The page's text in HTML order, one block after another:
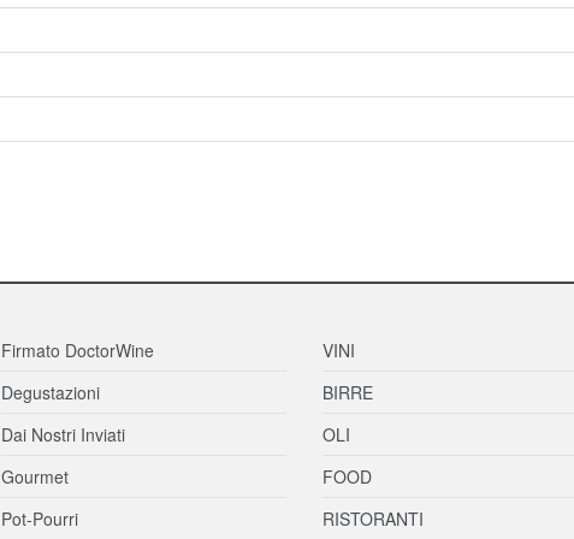
Firmato DoctorWine
Degustazioni
Dai Nostri Inviati
Gourmet
Pot-Pourri
VINI
BIRRE
OLI
FOOD
RISTORANTI